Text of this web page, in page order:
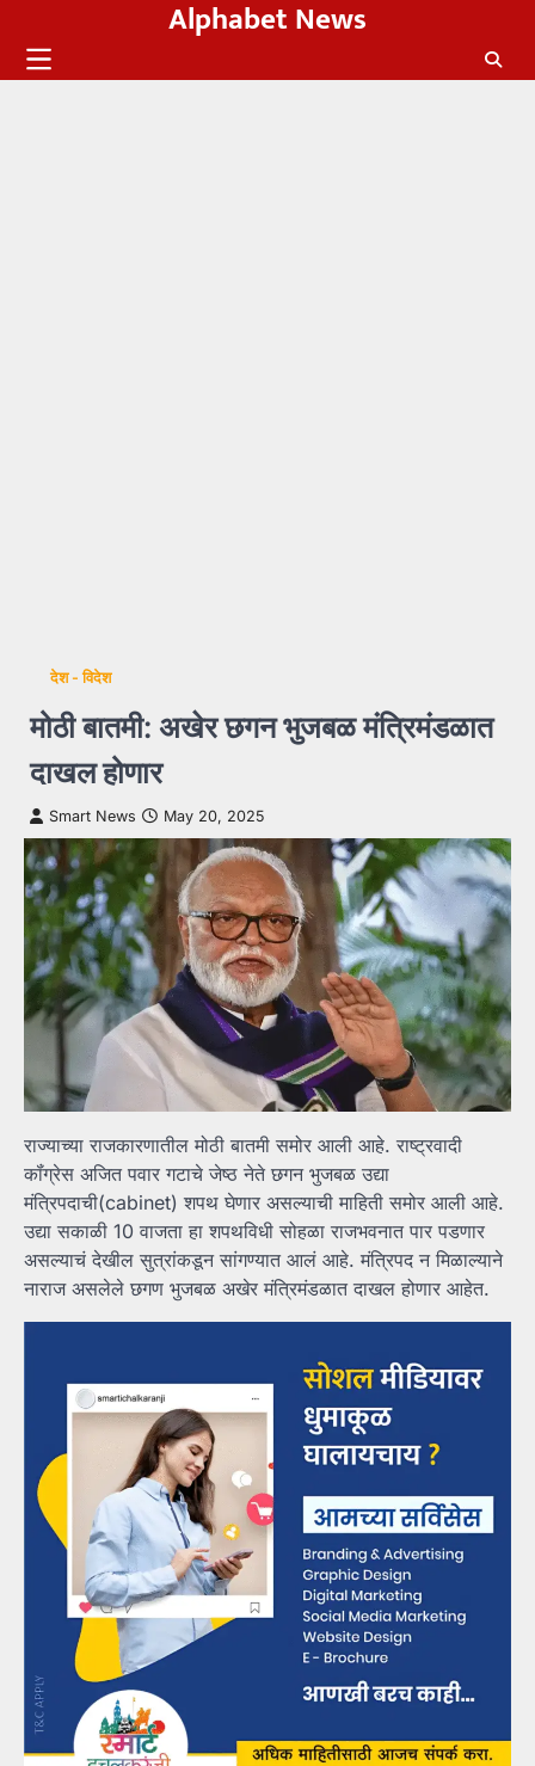
content
Alphabet News
देश - विदेश
मोठी बातमी: अखेर छगन भुजबळ मंत्रिमंडळात
दाखल होणार
Smart News May 20, 2025
राज्याच्या राजकारणातील मोठी बातमी समोर आली आहे. राष्ट्रवादी
कॉंग्रेस अजित पवार गटाचे जेष्ठ नेते छगन भुजबळ उद्या
मंत्रिपदाची(cabinet) शपथ घेणार असल्याची माहिती समोर आली आहे.
उद्या सकाळी 10 वाजता हा शपथविधी सोहळा राजभवनात पार पडणार
असल्याचं देखील सुत्रांकडून सांगण्यात आलं आहे. मंत्रिपद न मिळाल्याने
नाराज असलेले छगण भुजबळ अखेर मंत्रिमंडळात दाखल होणार आहेत.